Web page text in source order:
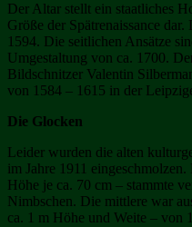
Der Altar stellt ein staatliches
Größe der Spätrenaissance
1594. Die seitlichen Ansätze
Umgestaltung von ca. 1700.
Bildschnitzer Valentin
von 1584 – 1615 in der
Die Glocken
Leider wurden die alten
im Jahre 1911
Höhe je ca. 70 cm – stammte
Nimbschen. Die mittlere war
ca. 1 m Höhe und Weite – von